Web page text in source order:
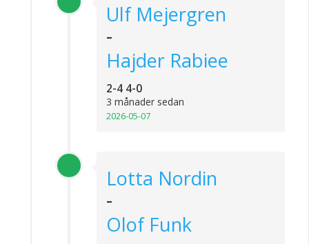
Ulf Mejergren
-
Hajder Rabiee
2-4 4-0
3 månader sedan
2026-05-07
Lotta Nordin
-
Olof Funk